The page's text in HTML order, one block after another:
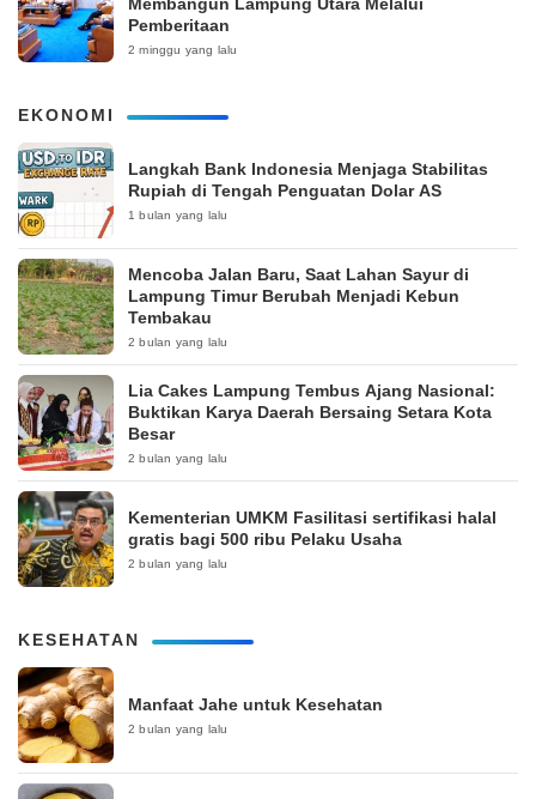
Membangun Lampung Utara Melalui
Pemberitaan
2 minggu yang lalu
EKONOMI
Langkah Bank Indonesia Menjaga Stabilitas
Rupiah di Tengah Penguatan Dolar AS
1 bulan yang lalu
Mencoba Jalan Baru, Saat Lahan Sayur di
Lampung Timur Berubah Menjadi Kebun
Tembakau
2 bulan yang lalu
Lia Cakes Lampung Tembus Ajang Nasional:
Buktikan Karya Daerah Bersaing Setara Kota
Besar
2 bulan yang lalu
Kementerian UMKM Fasilitasi sertifikasi halal
gratis bagi 500 ribu Pelaku Usaha
2 bulan yang lalu
KESEHATAN
Manfaat Jahe untuk Kesehatan
2 bulan yang lalu